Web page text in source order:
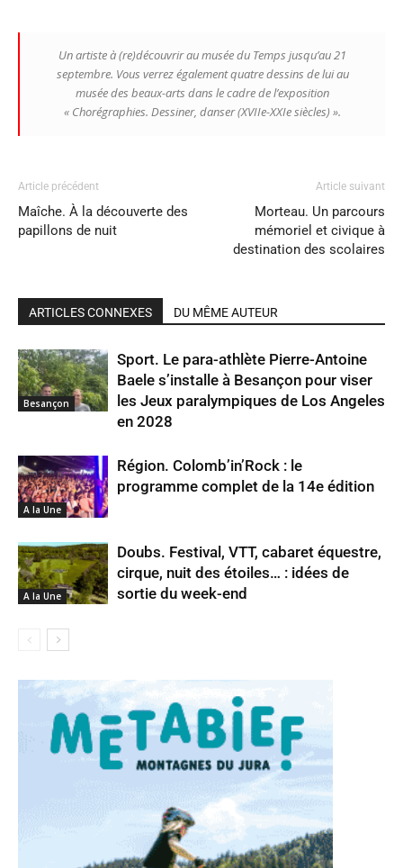
Un artiste à (re)découvrir au musée du Temps jusqu’au 21
septembre. Vous verrez également quatre dessins de lui au
musée des beaux-arts dans le cadre de l’exposition
« Chorégraphies. Dessiner, danser (XVIIe-XXIe siècles) ».
Article précédent
Maîche. À la découverte des
papillons de nuit
Article suivant
Morteau. Un parcours
mémoriel et civique à
destination des scolaires
ARTICLES CONNEXES DU MÊME AUTEUR
Besançon
Sport. Le para-athlète Pierre-Antoine
Baele s’installe à Besançon pour viser
les Jeux paralympiques de Los Angeles
en 2028
A la Une
Région. Colomb’in’Rock : le
programme complet de la 14e édition
A la Une
Doubs. Festival, VTT, cabaret équestre,
cirque, nuit des étoiles… : idées de
sortie du week-end